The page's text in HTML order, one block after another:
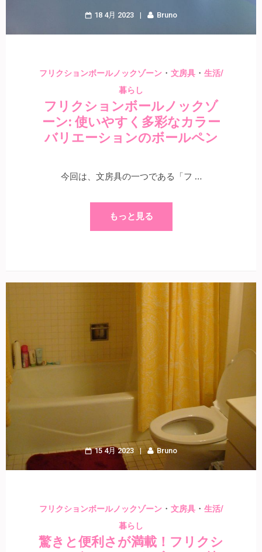
18 4月 2023 Bruno
フリクションボールノックゾーン ・ 文房具・ 生活/
暮らし
フリクションボールノックゾ
ーン: 使いやすく多彩なカラー
バリエーションのボールペン
今回は、文房具の一つである「フ …
もっと見る
15 4月 2023 Bruno
フリクションボールノックゾーン ・ 文房具・ 生活/
暮らし
驚きと便利さが満載！フリクシ